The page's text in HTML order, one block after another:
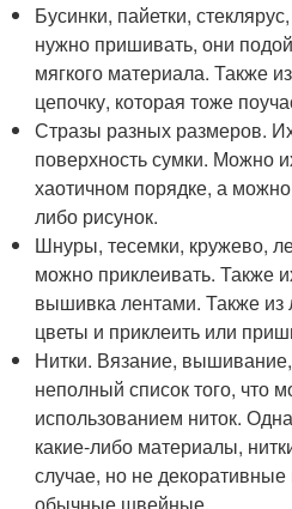
Бусинки, пайетки,
нужно пришивать, они
мягкого материала. Также
цепочку, которая тоже
Стразы разных размеров.
поверхность сумки. Можно
хаотичном порядке, а
либо рисунок.
Шнуры, тесемки, кружево,
можно приклеивать. Также
вышивка лентами. Также из
цветы и приклеить или
Нитки. Вязание,
неполный список того, что
использованием ниток.
какие-либо материалы,
случае, но не